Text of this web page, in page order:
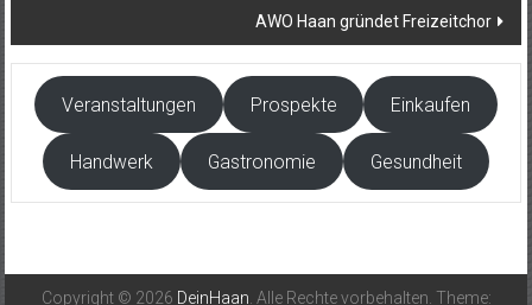
AWO Haan gründet Freizeitchor
Veranstaltungen Prospekte Einkaufen
Handwerk Gastronomie Gesundheit
Copyright © 2026 DeinHaan. Alle Rechte vorbehalten. Theme: